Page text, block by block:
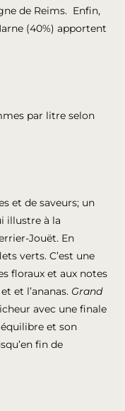
de Reims. Enfin,
(40%) apportent
par litre selon
et de saveurs; un
illustre à la
Jouët. En
verts. C’est une
floraux et aux notes
et l’ananas. Grand
avec une finale
et son
fin de